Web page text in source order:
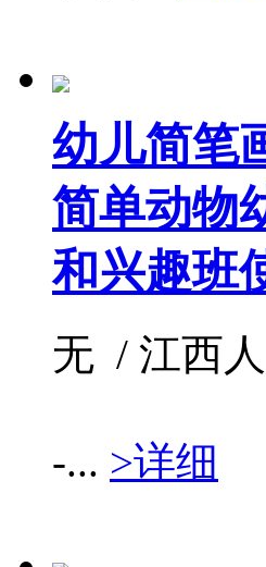
幼儿简笔
简单动物
和兴趣班
无 / 江西
-... >详细